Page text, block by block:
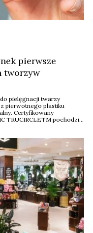
pierwsze
tworzyw
pielęgnacji twarzy
pierwotnego plastiku
Certyfikowany
TRUCIRCLETM pochodzi z